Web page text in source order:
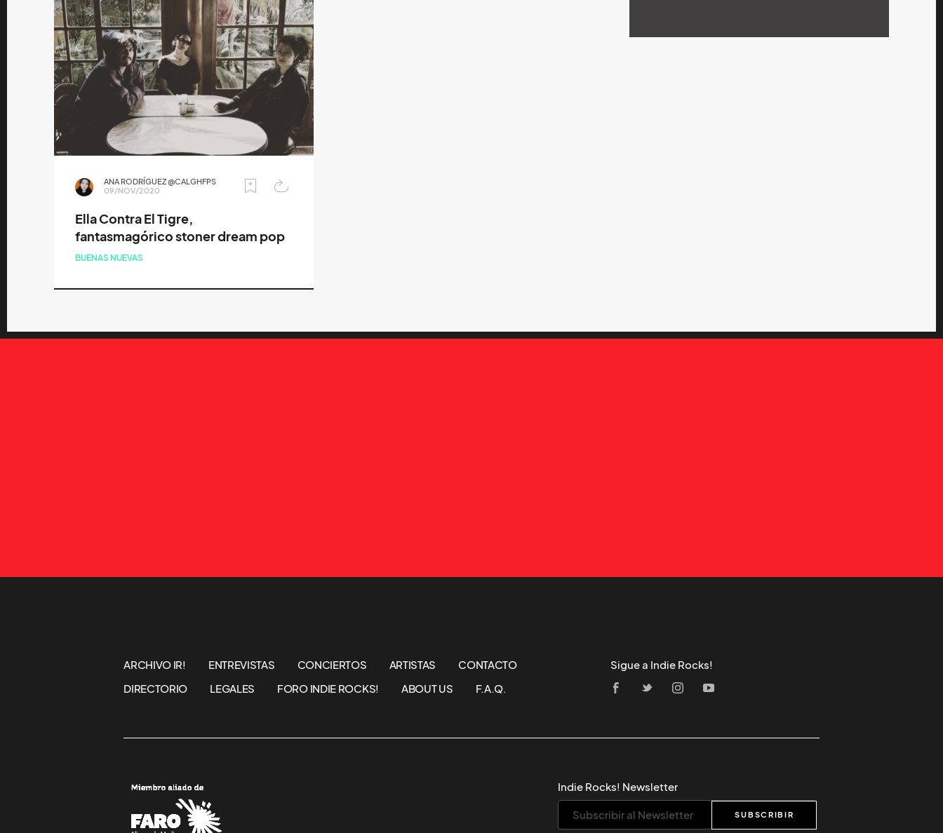
ANA RODRÍGUEZ @CALGHFPS
09/NOV/2020
Ella Contra El Tigre,
fantasmagórico stoner dream pop
BUENAS NUEVAS
ARCHIVO IR! ENTREVISTAS CONCIERTOS ARTISTAS
CONTACTO
DIRECTORIO
LEGALES FORO INDIE ROCKS! ABOUT US F.A.Q.
Sigue a Indie Rocks!
Indie Rocks! Newsletter